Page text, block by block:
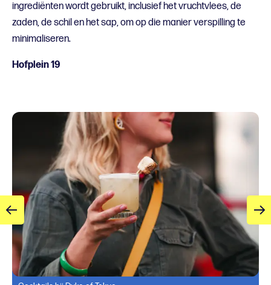
ingrediënten wordt gebruikt, inclusief het vruchtvlees, de
zaden, de schil en het sap, om op die manier verspilling te
minimaliseren.
Hofplein 19